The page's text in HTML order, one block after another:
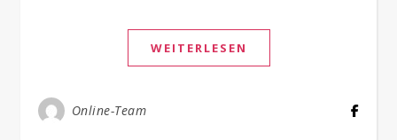
WEITERLESEN
Online-Team